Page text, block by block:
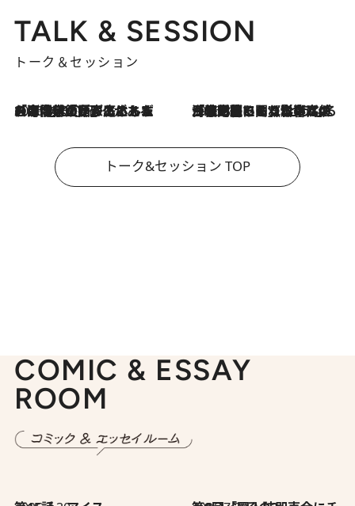
TALK & SESSION
トーク＆セッション
2026.8.3
「今後値上げがあるとすれば…」「リスクがあるのは今年の冬」エネルギー専門家が語る、ホルムズ海峡封鎖が家庭にもたらす“ある心配” 2026.8.3
「住宅建てられない…」「サーチャージ料の高値が続いている」ホルムズ海峡封鎖による影響はいつまで続く？《エネルギー専門家に聞く“どうなる日本の暮らし”》
トーク&セッション TOP
COMIC & ESSAY
ROOM